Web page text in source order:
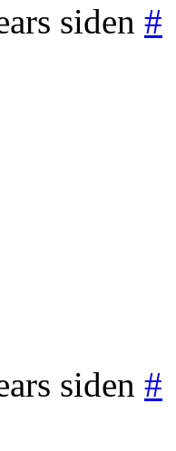
siden #
siden #